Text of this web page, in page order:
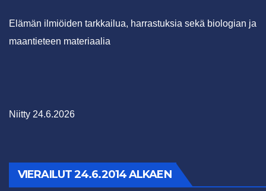
Elämän ilmiöiden tarkkailua, harrastuksia sekä biologian ja
maantieteen materiaalia
Niitty 24.6.2026
VIERAILUT 24.6.2014 ALKAEN